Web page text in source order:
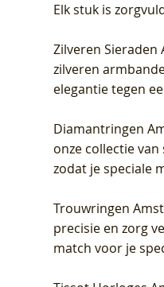
Elk stuk is
Zilveren
zilveren
elegantie tegen
Diamantringen
onze collectie
zodat je speciale
Trouwringen
precisie en zorg
match voor je